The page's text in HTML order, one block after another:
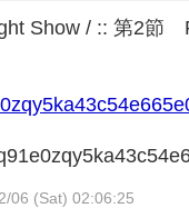
Show / :: 第2
06 (Sat) 02:06:25